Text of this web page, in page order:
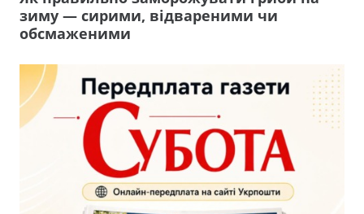
зиму — сирими, відвареними чи
обсмаженими